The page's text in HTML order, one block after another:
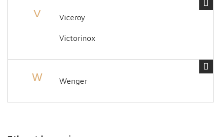
V Viceroy
Victorinox
W Wenger